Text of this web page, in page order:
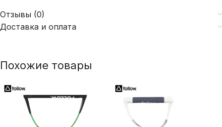
Отзывы (0)
Доставка и оплата
Похожие товары